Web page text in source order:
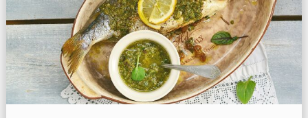
при этом все: от подсчета мест скоплений редких
растений ...